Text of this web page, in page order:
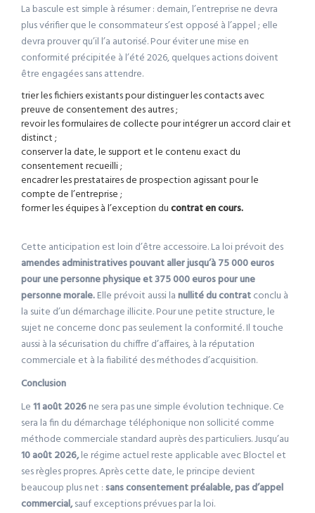
La bascule est simple à résumer : demain, l’entreprise ne devra
plus vérifier que le consommateur s’est opposé à l’appel ; elle
devra prouver qu’il l’a autorisé. Pour éviter une mise en
conformité précipitée à l’été 2026, quelques actions doivent
être engagées sans attendre.
trier les fichiers existants pour distinguer les contacts avec
preuve de consentement des autres ;
revoir les formulaires de collecte pour intégrer un accord clair et
distinct ;
conserver la date, le support et le contenu exact du
consentement recueilli ;
encadrer les prestataires de prospection agissant pour le
compte de l’entreprise ;
former les équipes à l’exception ducontrat en cours.
Cette anticipation est loin d’être accessoire. La loi prévoit des
amendes administratives pouvant aller jusqu’à 75 000 euros
pour une personne physique et 375 000 euros pour une
personne morale.Elle prévoit aussi lanullité du contratconclu à
la suite d’un démarchage illicite. Pour une petite structure, le
sujet ne concerne donc pas seulement la conformité. Il touche
aussi à la sécurisation du chiffre d’affaires, à la réputation
commerciale et à la fiabilité des méthodes d’acquisition.
Conclusion
Le11 août 2026ne sera pas une simple évolution technique. Ce
sera la fin du démarchage téléphonique non sollicité comme
méthode commerciale standard auprès des particuliers. Jusqu’au
10 août 2026,le régime actuel reste applicable avec Bloctel et
ses règles propres. Après cette date, le principe devient
beaucoup plus net :sans consentement préalable, pas d’appel
commercial,sauf exceptions prévues par la loi.